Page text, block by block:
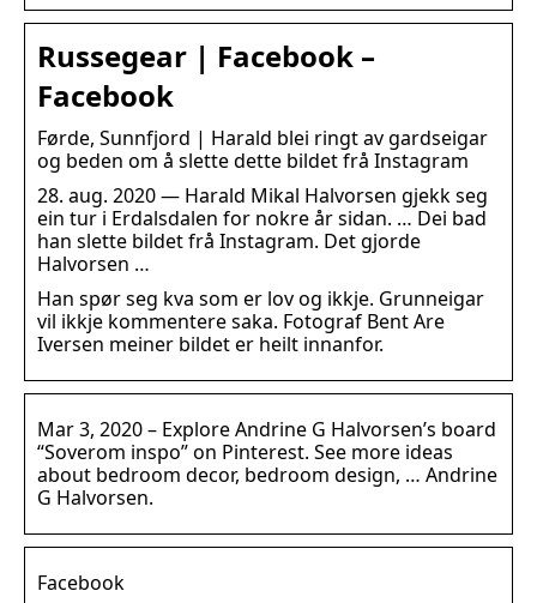
Russegear | Facebook –
Facebook
Førde, Sunnfjord | Harald blei ringt av gardseigar
og beden om å slette dette bildet frå Instagram
28. aug. 2020 — Harald Mikal Halvorsen gjekk seg
ein tur i Erdalsdalen for nokre år sidan. … Dei bad
han slette bildet frå Instagram. Det gjorde
Halvorsen …
Han spør seg kva som er lov og ikkje. Grunneigar
vil ikkje kommentere saka. Fotograf Bent Are
Iversen meiner bildet er heilt innanfor.
Mar 3, 2020 – Explore Andrine G Halvorsen’s board
“Soverom inspo” on Pinterest. See more ideas
about bedroom decor, bedroom design, … Andrine
G Halvorsen.
Facebook